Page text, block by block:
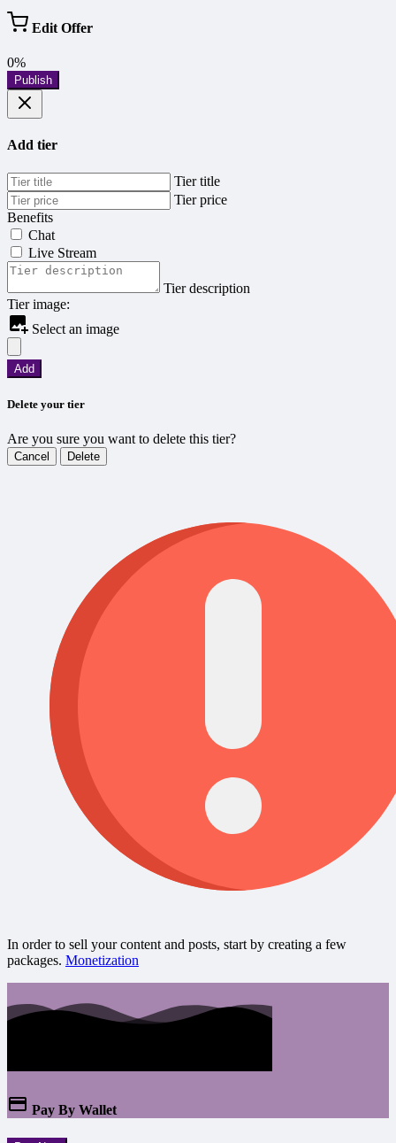
Edit Offer
0%
Publish
Add tier
Tier title
Tier price
Benefits
Chat
Live Stream
Tier description
Tier image:
Select an image
Add
Delete your tier
Are you sure you want to delete this tier?
Cancel Delete
In order to sell your content and posts, start by creating a few
packages. Monetization
Pay By Wallet